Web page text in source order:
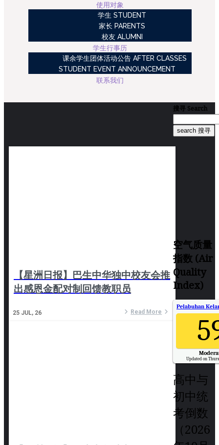
使用对象
学生 STUDENT
家长 PARENTS
校友 ALUMNI
学生行事历
课余学生团体活动公告 AFTER CLASSES
STUDENT EVENT ANNOUNCEMENT
联系我们
【星洲日报】巴生中华独中校友会推
出感恩金配对制回馈教职员
25 JUL, 26 Read More
搜寻 Search
search 搜寻
空气质量
指数 (Air
Quality
Index)
Pelabuhan
Updated on
高中与
初中统
考倒数
（2026